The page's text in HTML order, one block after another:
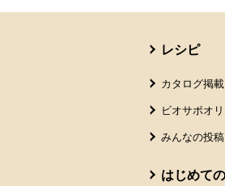
レシピ
カタログ掲
ビオサポオ
みんなの投
はじめて